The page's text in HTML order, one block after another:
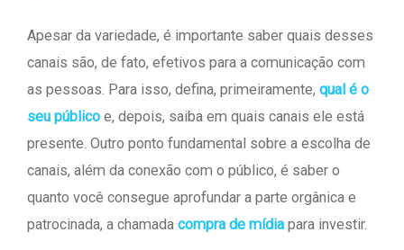
Apesar da variedade, é importante saber quais desses
canais são, de fato, efetivos para a comunicação com
as pessoas. Para isso, defina, primeiramente, qual é o
seu público e, depois, saiba em quais canais ele está
presente. Outro ponto fundamental sobre a escolha de
canais, além da conexão com o público, é saber o
quanto você consegue aprofundar a parte orgânica e
patrocinada, a chamada compra de mídia para investir.